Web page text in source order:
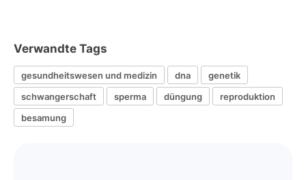
Verwandte Tags
gesundheitswesen und medizin dna
genetik
schwangerschaft
sperma düngung
reproduktion
besamung